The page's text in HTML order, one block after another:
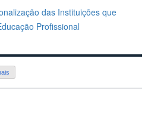
das Instituições que
Profissional